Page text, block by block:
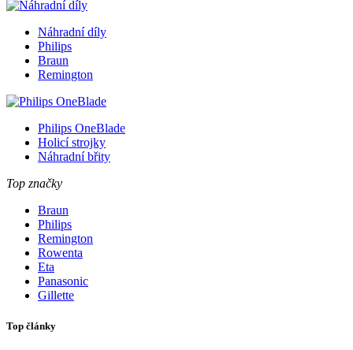
Náhradní díly
Philips
Braun
Remington
Philips OneBlade
Holicí strojky
Náhradní břity
Top značky
Braun
Philips
Remington
Rowenta
Eta
Panasonic
Gillette
Top články